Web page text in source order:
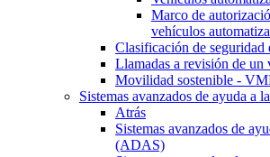
Marco de
vehículos
Clasificación de seguridad
Llamadas a revisión de un
Movilidad sostenible -
Sistemas avanzados de ayuda a
Atrás
Sistemas avanzados de
(ADAS)